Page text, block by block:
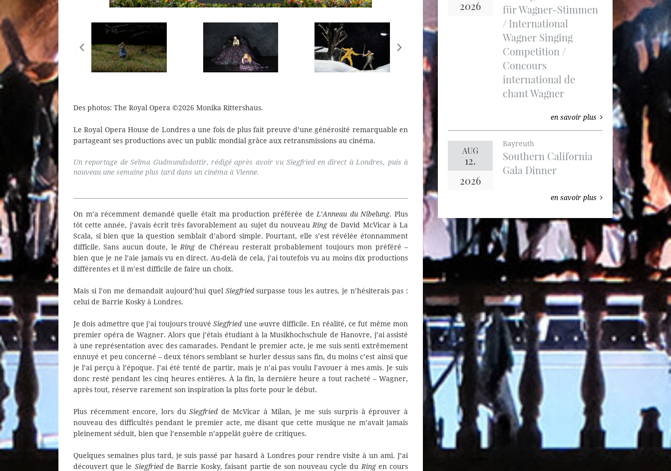
Des photos: The Royal Opera ©2026 Monika Rittershaus.
Le Royal Opera House de Londres a une fois de plus fait preuve d’une générosité remarquable en
partageant ses productions avec un public mondial grâce aux retransmissions au cinéma.
Un reportage de Selma Gudmundsdottir, rédigé après avoir vu Siegfried en direct à Londres, puis à
nouveau une semaine plus tard dans un cinéma à Vienne.
On m’a récemment demandé quelle était ma production préférée de L’Anneau du Nibelung. Plus
tôt cette année, j’avais écrit très favorablement au sujet du nouveau Ringde David McVicar à La
Scala, si bien que la question semblait d’abord simple. Pourtant, elle s’est révélée étonnamment
difficile. Sans aucun doute, le Ring de Chéreau resterait probablement toujours mon préféré –
bien que je ne l’aie jamais vu en direct. Au-delà de cela, j’ai toutefois vu au moins dix productions
différentes et il m’est difficile de faire un choix.
Mais si l’on me demandait aujourd’hui quel Siegfriedsurpasse tous les autres, je n’hésiterais pas :
celui de Barrie Kosky à Londres.
Je dois admettre que j’ai toujours trouvéSiegfried une œuvre difficile. En réalité, ce fut même mon
premier opéra de Wagner. Alors que j’étais étudiant à la Musikhochschule de Hanovre, j’ai assisté
à une représentation avec des camarades. Pendant le premier acte, je me suis senti extrêmement
ennuyé et peu concerné – deux ténors semblant se hurler dessus sans fin, du moins c’est ainsi que
je l’ai perçu à l’époque. J’ai été tenté de partir, mais je n’ai pas voulu l’avouer à mes amis. Je suis
donc resté pendant les cinq heures entières. À la fin, la dernière heure a tout racheté – Wagner,
après tout, réserve rarement son inspiration la plus forte pour le début.
Plus récemment encore, lors duSiegfried de McVicar à Milan, je me suis surpris à éprouver à
nouveau des difficultés pendant le premier acte, me disant que cette musique ne m’avait jamais
pleinement séduit, bien que l’ensemble n’appelât guère de critiques.
Quelques semaines plus tard, je suis passé par hasard à Londres pour rendre visite à un ami. J’ai
découvert que le Siegfried de Barrie Kosky, faisant partie de son nouveau cycle du Ringen cours
2026
für Wagner-Stimmen
/ International
Wagner Singing
Competition /
Concours
international de
chant Wagner
en savoir plus
AUG
12.
2026
Bayreuth
Southern California
Gala Dinner
en savoir plus